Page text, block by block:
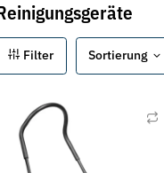
Filter Sortierung